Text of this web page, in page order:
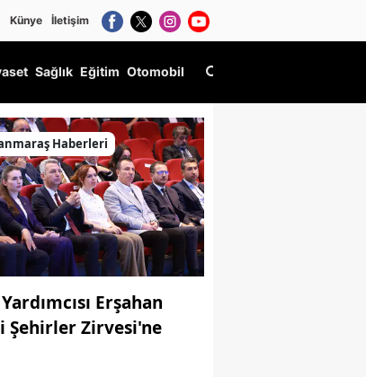
Künye İletişim
Sağlık Eğitim Otomobil
Haberleri
Erşahan
Şehirler Zirvesi'ne